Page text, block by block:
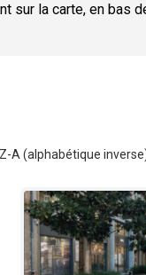
la carte, en bas
Z-A (alphabétique